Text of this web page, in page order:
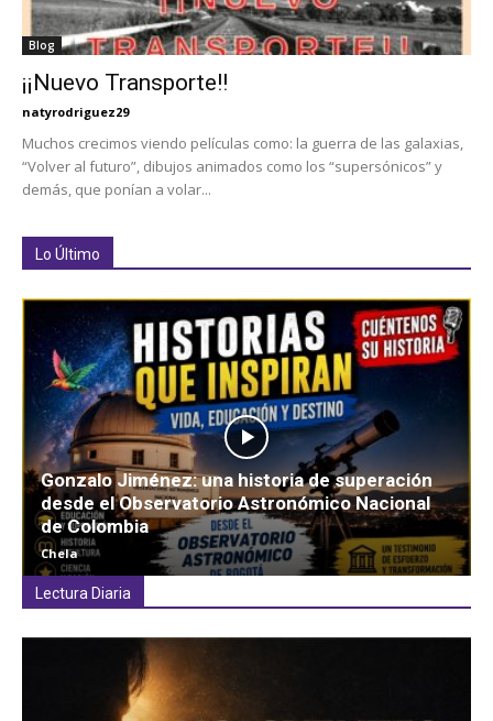
Blog
¡¡Nuevo Transporte!!
natyrodriguez29
Muchos crecimos viendo películas como: la guerra de las galaxias,
“Volver al futuro”, dibujos animados como los “supersónicos” y
demás, que ponían a volar...
Lo Último
Gonzalo Jiménez: una historia de superación
desde el Observatorio Astronómico Nacional
de Colombia
Chela
Lectura Diaria